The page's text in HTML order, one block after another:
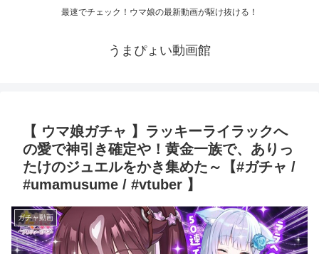
最速でチェック！ウマ娘の最新動画が駆け抜ける！
うまぴょい動画館
【 ウマ娘ガチャ 】ラッキーライラックへ
の愛で神引き確定や！黄金一族で、ありっ
たけのジュエルをかき集めた～【#ガチャ /
#umamusume / #vtuber 】
ガチャ動画